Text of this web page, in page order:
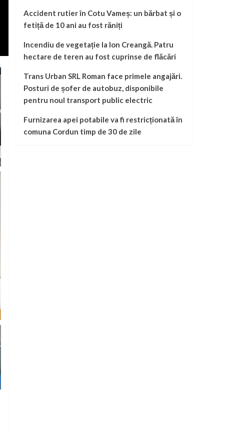
Accident rutier în Cotu Vameș: un bărbat și o
fetiță de 10 ani au fost răniți
Incendiu de vegetație la Ion Creangă. Patru
hectare de teren au fost cuprinse de flăcări
Trans Urban SRL Roman face primele angajări.
Posturi de șofer de autobuz, disponibile
pentru noul transport public electric
Furnizarea apei potabile va fi restricționată în
comuna Cordun timp de 30 de zile